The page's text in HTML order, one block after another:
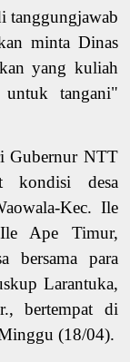
tanggungjawab
minta Dinas
yang kuliah
tangani"
Gubernur NTT
kondisi desa
Kec. Ile
Ape Timur,
bersama para
Larantuka,
bertempat di
(18/04).